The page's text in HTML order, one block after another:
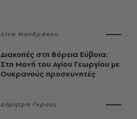
Λίνα Μανδράκου
Διακοπές στη Βόρεια Εύβοια:
Στη Μονή του Αγίου Γεωργίου με
Ουκρανούς προσκυνητές
Δήμητρα Γκρους